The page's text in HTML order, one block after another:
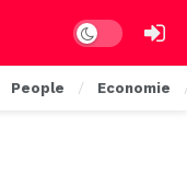
Dark mode
People Economie